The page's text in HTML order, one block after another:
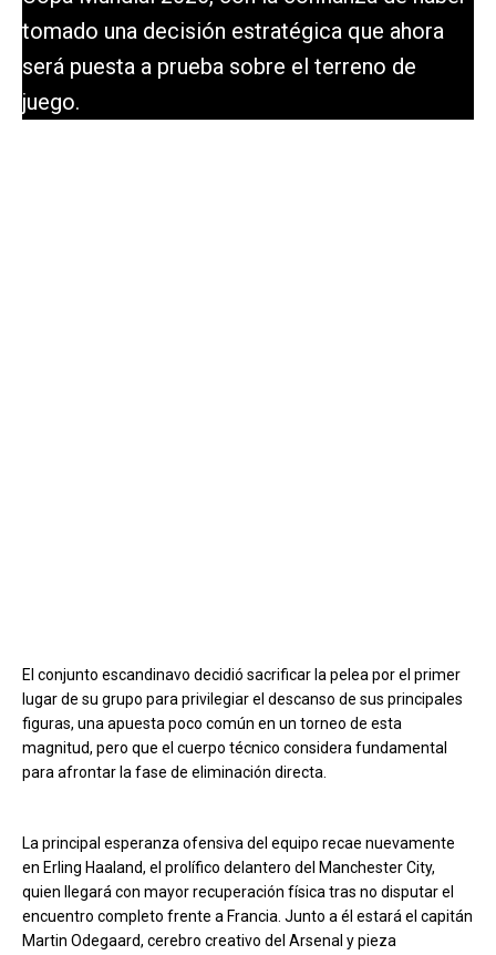
tomado una decisión estratégica que ahora
será puesta a prueba sobre el terreno de
juego.
El conjunto escandinavo decidió sacrificar la pelea por el primer
lugar de su grupo para privilegiar el descanso de sus principales
figuras, una apuesta poco común en un torneo de esta
magnitud, pero que el cuerpo técnico considera fundamental
para afrontar la fase de eliminación directa.
La principal esperanza ofensiva del equipo recae nuevamente
en Erling Haaland, el prolífico delantero del Manchester City,
quien llegará con mayor recuperación física tras no disputar el
encuentro completo frente a Francia. Junto a él estará el capitán
Martin Odegaard, cerebro creativo del Arsenal y pieza